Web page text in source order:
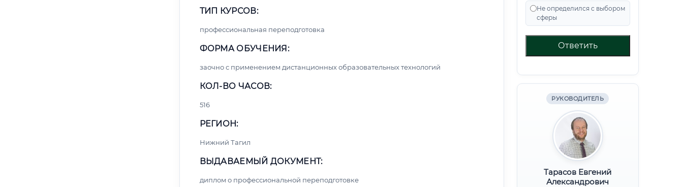
Не определился с выбором
сферы
Ответить
РУКОВОДИТЕЛЬ
Тарасов Евгений
Александрович
ТИП КУРСОВ:
профессиональная переподготовка
ФОРМА ОБУЧЕНИЯ:
заочно с применением дистанционных образовательных технологий
КОЛ-ВО ЧАСОВ:
516
РЕГИОН:
Нижний Тагил
ВЫДАВАЕМЫЙ ДОКУМЕНТ:
диплом о профессиональной переподготовке